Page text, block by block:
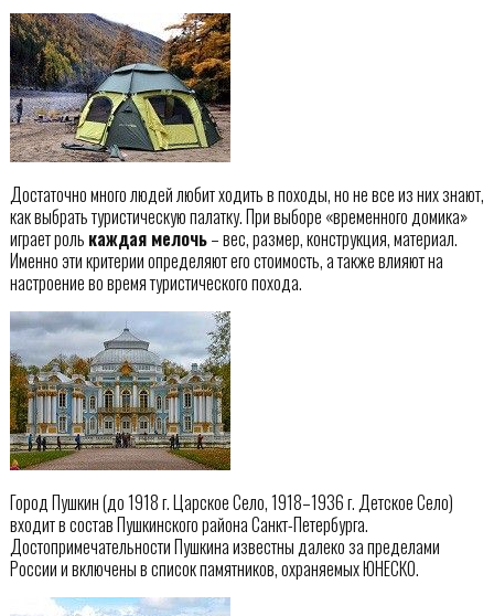
Достаточно много людей любит ходить в походы, но не все из них знают,
как выбрать туристическую палатку. При выборе «временного домика»
играет роль каждая мелочь– вес, размер, конструкция, материал.
Именно эти критерии определяют его стоимость, а также влияют на
настроение во время туристического похода.
Город Пушкин (до 1918 г. Царское Село, 1918–1936 г. Детское Село)
входит в состав Пушкинского района Санкт-Петербурга.
Достопримечательности Пушкина известны далеко за пределами
России и включены в список памятников, охраняемых ЮНЕСКО.